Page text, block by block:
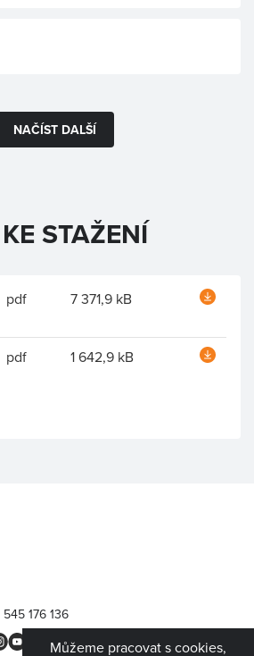
Můžeme pracovat s cookies,
NAČÍST DALŠÍ
STAŽENÍ
pdf 7 371,9 kB
pdf 1 642,9 kB
545 176 136